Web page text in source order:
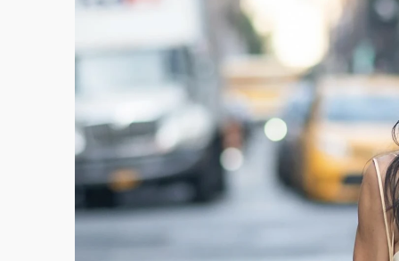
台東農業處長涉圖利渡假村！東檢抗告成功
父親節泡湯了！中颱白海豚雨彈轟3天 「紅